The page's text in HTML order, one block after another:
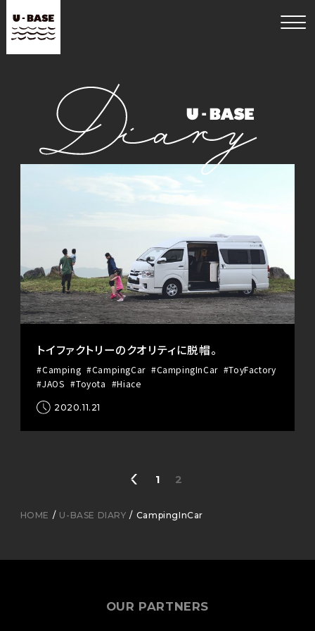
トイファクトリーのクオリティに脱帽。
#Camping #CampingCar #CampingInCar #ToyFactory
#JAOS #Toyota #Hiace
2020.11.21
1 2
HOME U-BASE DIARY CampingInCar
OUR PARTNERS